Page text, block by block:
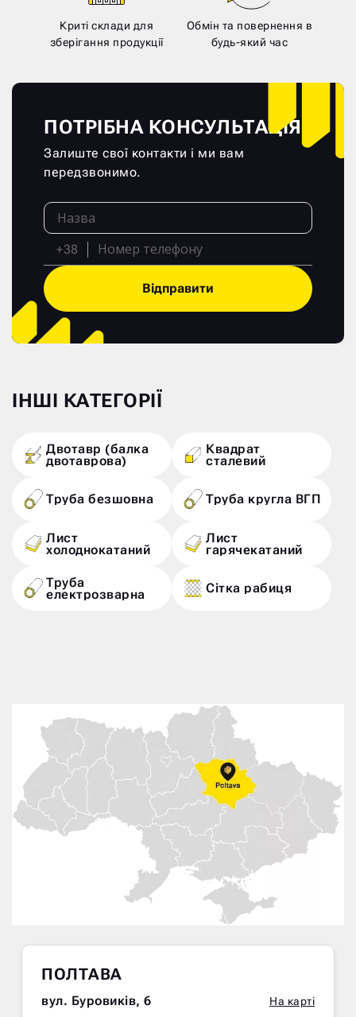
Криті склади для
зберігання продукції
Обмін та повернення в
будь-який час
ПОТРІБНА КОНСУЛЬТАЦІЯ?
Залиште свої контакти і ми вам
передзвонимо.
+38
Відправити
ІНШІ КАТЕГОРІЇ
Двотавр (балка
двотаврова)
Квадрат
сталевий
Труба безшовна Труба кругла ВГП
Лист
холоднокатаний
Лист
гарячекатаний
Труба
електрозварна Сітка рабиця
ПОЛТАВА
вул. Буровиків, 6 На карті